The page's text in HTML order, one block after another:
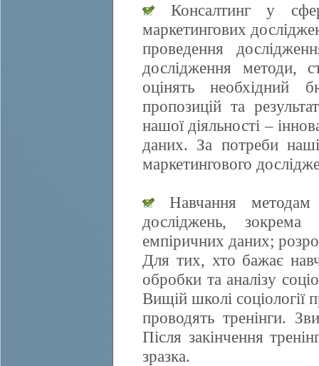
Консалтинг у
маркетингових
проведення
дослідження методи,
оцінять необхідний
пропозицій та
нашої діяльності –
даних. За потреби
маркетингового
Навчання методам
досліджень, зокрема
емпіричних даних;
Для тих, хто бажає
обробки та аналізу
Вищій школі соціології
проводять тренінги.
Після закінчення
зразка.